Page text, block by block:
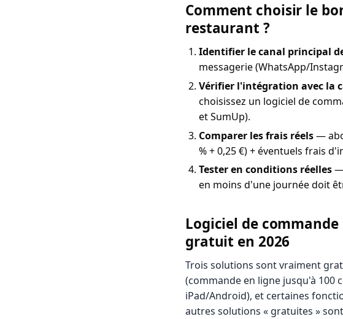
Comment choisir le
restaurant ?
Identifier le canal principal
messagerie (WhatsApp/
Vérifier l'intégration avec la
choisissez un logiciel de
et SumUp).
Comparer les frais réels—
% + 0,25 €) + éventuels frais
Tester en conditions réelles—
en moins d'une journée doit
Logiciel de
gratuit en 2026
Trois solutions sont vraiment
(commande en ligne jusqu'à 100
iPad/Android), et certaines
autres solutions « gratuites »